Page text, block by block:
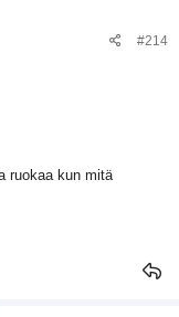
#214
ruokaa kun mitä